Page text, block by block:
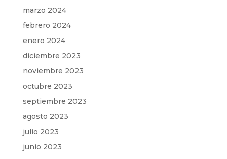
marzo 2024
febrero 2024
enero 2024
diciembre 2023
noviembre 2023
octubre 2023
septiembre 2023
agosto 2023
julio 2023
junio 2023